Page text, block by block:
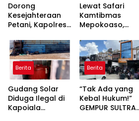
Dorong
Kesejahteraan
Petani, Kapolres
Langsung ke
Lahan Jagung
Desa Walay
Lewat Safari
Kamtibmas
Mepokoaso,
Serap Aspirasi
Masyarakat
Padangguni
Berita
Gudang Solar
Diduga Ilegal di
Kapoiala
Berita
“Tak Ada yang
Kebal Hukum!”
GEMPUR SULTRA